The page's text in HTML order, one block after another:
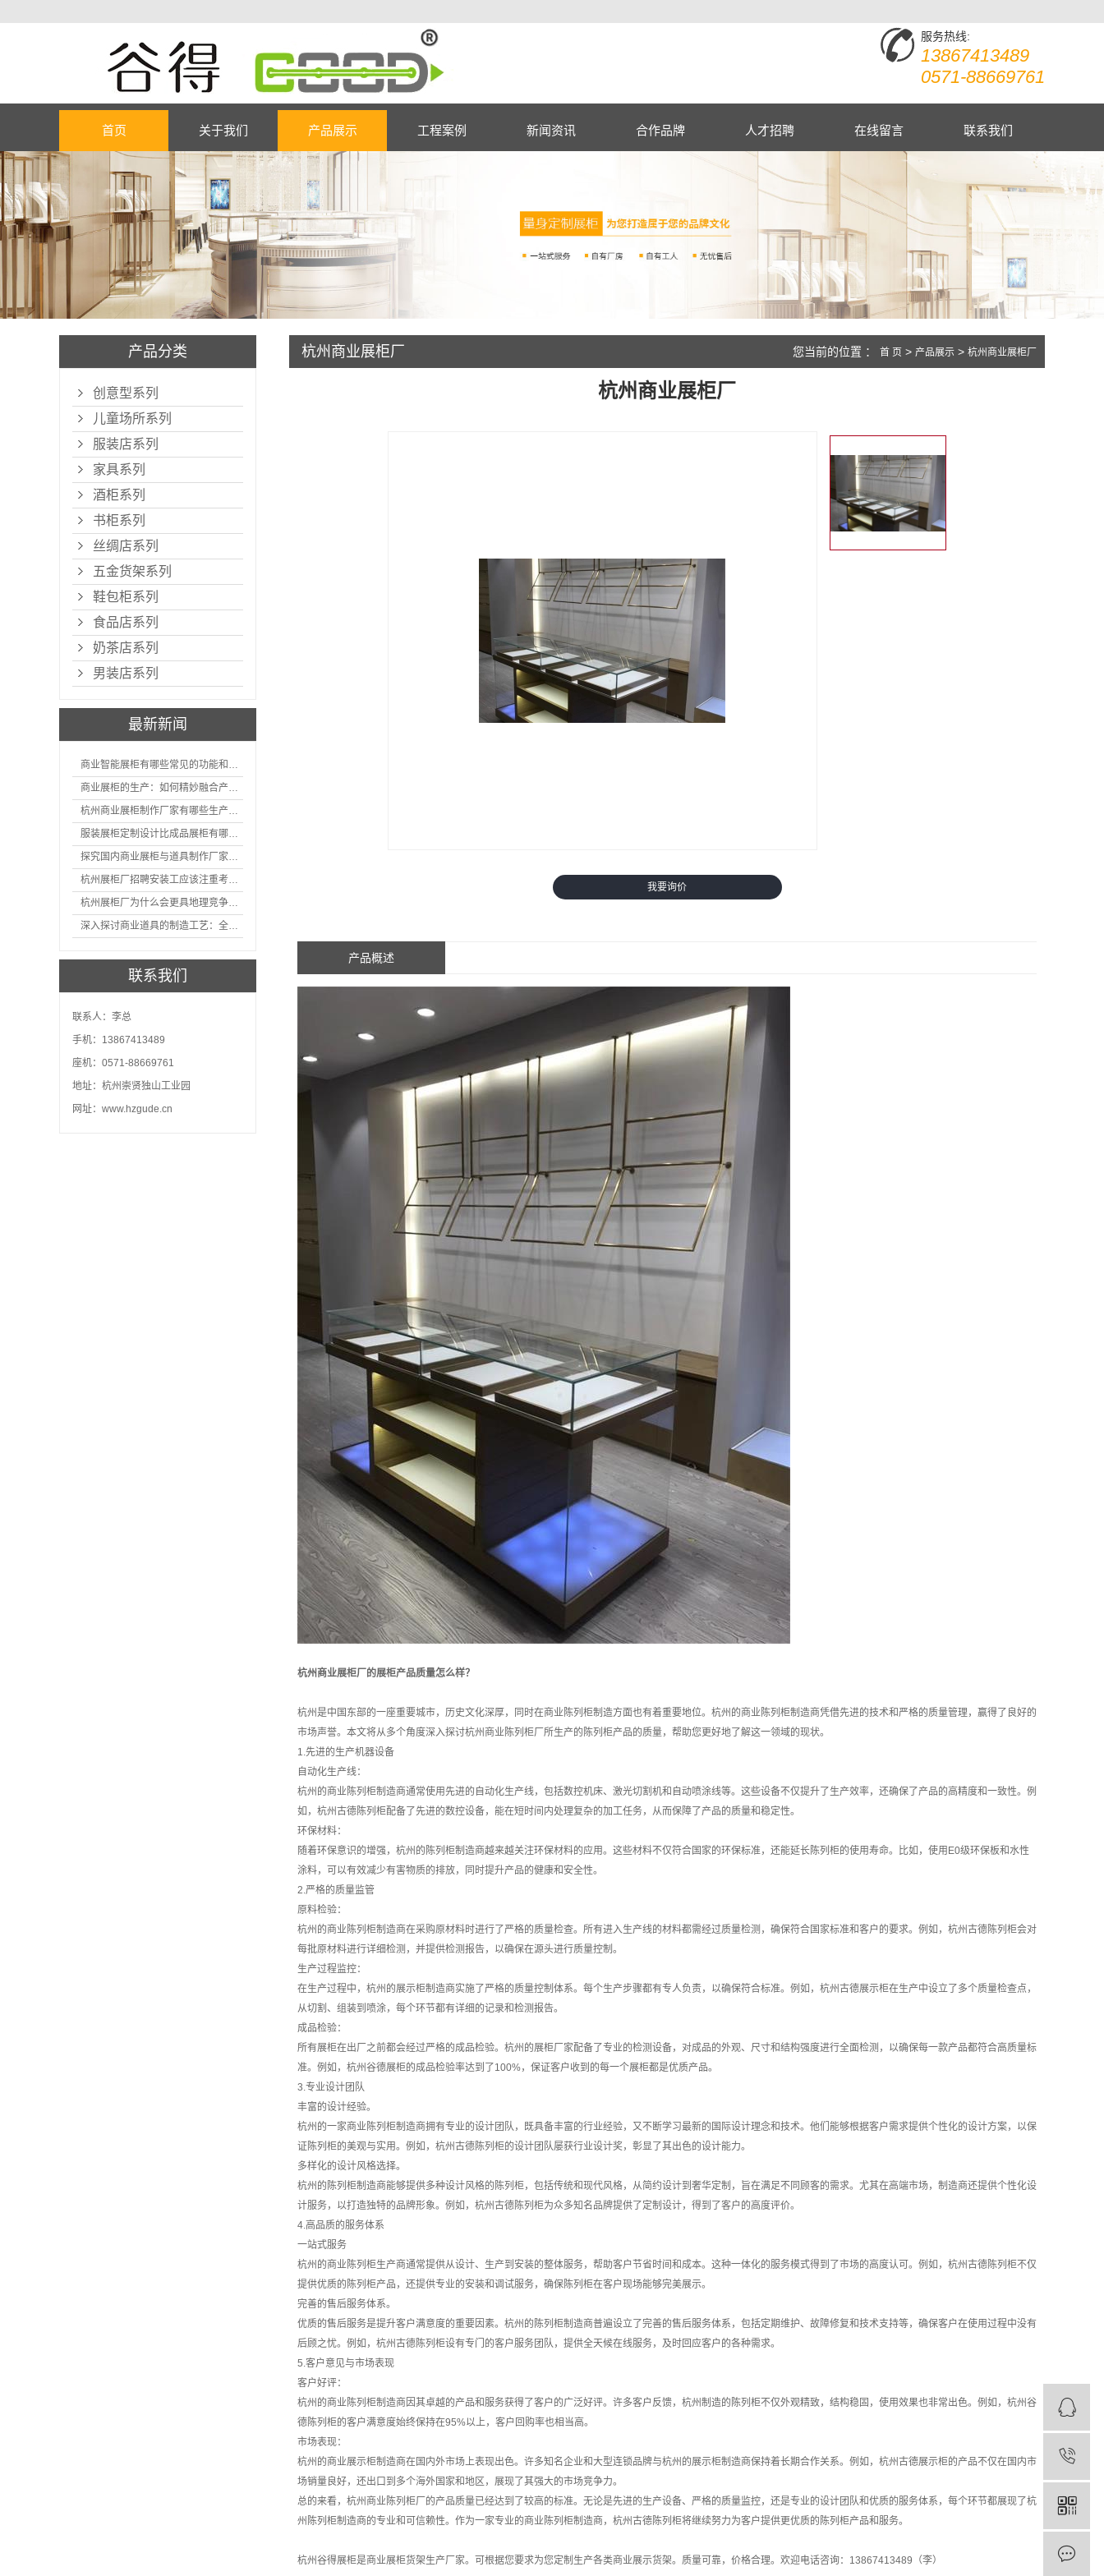
服务热线:
13867413489
0571-88669761
首页 关于我们 产品展示 工程案例 新闻资讯 合作品牌 人才招聘 在线留言 联系我们
产品分类
创意型系列
儿童场所系列
服装店系列
家具系列
酒柜系列
书柜系列
丝绸店系列
五金货架系列
鞋包柜系列
食品店系列
奶茶店系列
男装店系列
最新新闻
商业智能展柜有哪些常见的功能和神奇之处
商业展柜的生产：如何精妙融合产品特性的艺术探索
杭州商业展柜制作厂家有哪些生产的优势？
服装展柜定制设计比成品展柜有哪些优势
探究国内商业展柜与道具制作厂家的技术实力如何
杭州展柜厂招聘安装工应该注重考核哪些方面技能
杭州展柜厂为什么会更具地理竞争优势？
深入探讨商业道具的制造工艺：全面分析从设计到维护的各个环节。
联系我们
联系人：李总
手机：13867413489
座机：0571-88669761
地址：杭州崇贤独山工业园
网址：www.hzgude.cn
杭州商业展柜厂 您当前的位置 ： 首 页 > 产品展示 > 杭州商业展柜厂
杭州商业展柜厂
我要询价
产品概述
杭州商业展柜厂的展柜产品质量怎么样？
杭州是中国东部的一座重要城市，历史文化深厚，同时在商业陈列柜制造方面也有着重要地位。杭州的商业陈列柜制造商凭借先进的技术和严格的质量管理，赢得了良好的
市场声誉。本文将从多个角度深入探讨杭州商业陈列柜厂所生产的陈列柜产品的质量，帮助您更好地了解这一领域的现状。
1.先进的生产机器设备
自动化生产线：
杭州的商业陈列柜制造商通常使用先进的自动化生产线，包括数控机床、激光切割机和自动喷涂线等。这些设备不仅提升了生产效率，还确保了产品的高精度和一致性。例
如，杭州古德陈列柜配备了先进的数控设备，能在短时间内处理复杂的加工任务，从而保障了产品的质量和稳定性。
环保材料：
随着环保意识的增强，杭州的陈列柜制造商越来越关注环保材料的应用。这些材料不仅符合国家的环保标准，还能延长陈列柜的使用寿命。比如，使用E0级环保板和水性
涂料，可以有效减少有害物质的排放，同时提升产品的健康和安全性。
2.严格的质量监管
原料检验：
杭州的商业陈列柜制造商在采购原材料时进行了严格的质量检查。所有进入生产线的材料都需经过质量检测，确保符合国家标准和客户的要求。例如，杭州古德陈列柜会对
每批原材料进行详细检测，并提供检测报告，以确保在源头进行质量控制。
生产过程监控：
在生产过程中，杭州的展示柜制造商实施了严格的质量控制体系。每个生产步骤都有专人负责，以确保符合标准。例如，杭州古德展示柜在生产中设立了多个质量检查点，
从切割、组装到喷涂，每个环节都有详细的记录和检测报告。
成品检验：
所有展柜在出厂之前都会经过严格的成品检验。杭州的展柜厂家配备了专业的检测设备，对成品的外观、尺寸和结构强度进行全面检测，以确保每一款产品都符合高质量标
准。例如，杭州谷德展柜的成品检验率达到了100%，保证客户收到的每一个展柜都是优质产品。
3.专业设计团队
丰富的设计经验。
杭州的一家商业陈列柜制造商拥有专业的设计团队，既具备丰富的行业经验，又不断学习最新的国际设计理念和技术。他们能够根据客户需求提供个性化的设计方案，以保
证陈列柜的美观与实用。例如，杭州古德陈列柜的设计团队屡获行业设计奖，彰显了其出色的设计能力。
多样化的设计风格选择。
杭州的陈列柜制造商能够提供多种设计风格的陈列柜，包括传统和现代风格，从简约设计到奢华定制，旨在满足不同顾客的需求。尤其在高端市场，制造商还提供个性化设
计服务，以打造独特的品牌形象。例如，杭州古德陈列柜为众多知名品牌提供了定制设计，得到了客户的高度评价。
4.高品质的服务体系
一站式服务
杭州的商业陈列柜生产商通常提供从设计、生产到安装的整体服务，帮助客户节省时间和成本。这种一体化的服务模式得到了市场的高度认可。例如，杭州古德陈列柜不仅
提供优质的陈列柜产品，还提供专业的安装和调试服务，确保陈列柜在客户现场能够完美展示。
完善的售后服务体系。
优质的售后服务是提升客户满意度的重要因素。杭州的陈列柜制造商普遍设立了完善的售后服务体系，包括定期维护、故障修复和技术支持等，确保客户在使用过程中没有
后顾之忧。例如，杭州古德陈列柜设有专门的客户服务团队，提供全天候在线服务，及时回应客户的各种需求。
5.客户意见与市场表现
客户好评：
杭州的商业陈列柜制造商因其卓越的产品和服务获得了客户的广泛好评。许多客户反馈，杭州制造的陈列柜不仅外观精致，结构稳固，使用效果也非常出色。例如，杭州谷
德陈列柜的客户满意度始终保持在95%以上，客户回购率也相当高。
市场表现：
杭州的商业展示柜制造商在国内外市场上表现出色。许多知名企业和大型连锁品牌与杭州的展示柜制造商保持着长期合作关系。例如，杭州古德展示柜的产品不仅在国内市
场销量良好，还出口到多个海外国家和地区，展现了其强大的市场竞争力。
总的来看，杭州商业陈列柜厂的产品质量已经达到了较高的标准。无论是先进的生产设备、严格的质量监控，还是专业的设计团队和优质的服务体系，每个环节都展现了杭
州陈列柜制造商的专业和可信赖性。作为一家专业的商业陈列柜制造商，杭州古德陈列柜将继续努力为客户提供更优质的陈列柜产品和服务。
杭州谷得展柜是商业展柜货架生产厂家。可根据您要求为您定制生产各类商业展示货架。质量可靠，价格合理。欢迎电话咨询：13867413489（李）